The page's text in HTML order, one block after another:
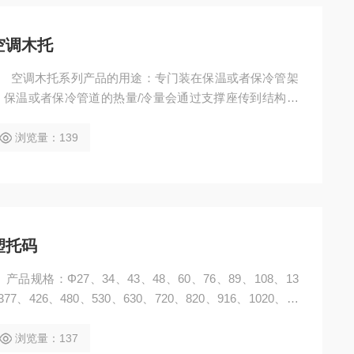
调木托
温或者保冷管道的热量/冷量会通过支撑座传到结构梁
用。
浏览量：139
托码
、426、480、530、630、720、820、916、1020、等
浏览量：137